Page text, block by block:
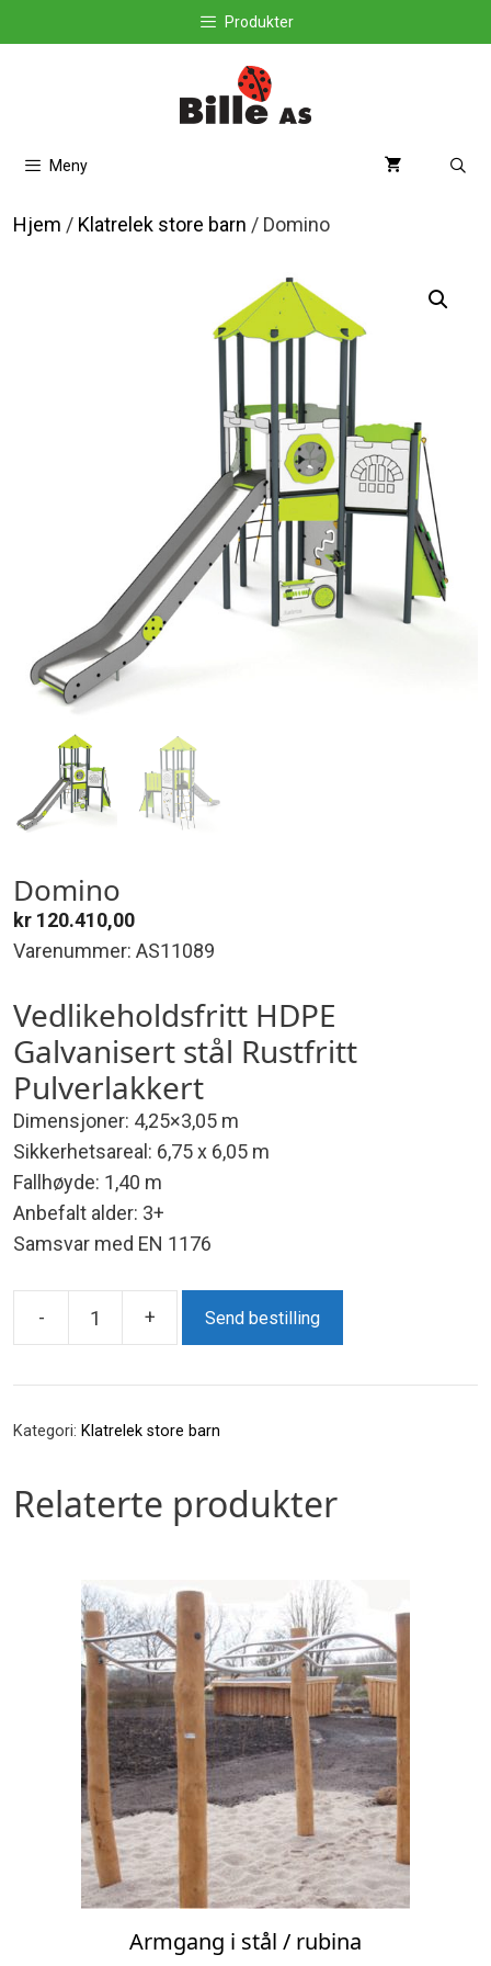
til
Produkter
Meny
Hjem / Klatrelek store barn / Domino
Domino
kr 120.410,00
Varenummer: AS11089
Vedlikeholdsfritt HDPE
Galvanisert stål Rustfritt
Pulverlakkert
Dimensjoner: 4,25×3,05 m
Sikkerhetsareal: 6,75 x 6,05 m
Fallhøyde: 1,40 m
Anbefalt alder: 3+
Samsvar med EN 1176
-
Domino
+ Send bestilling
Kategori: Klatrelek store barn
Relaterte produkter
Armgang i stål / rubina